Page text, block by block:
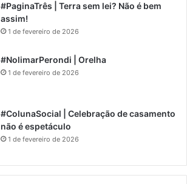
#PaginaTrês | Terra sem lei? Não é bem
assim!
1 de fevereiro de 2026
#NolimarPerondi | Orelha
1 de fevereiro de 2026
#ColunaSocial | Celebração de casamento
não é espetáculo
1 de fevereiro de 2026